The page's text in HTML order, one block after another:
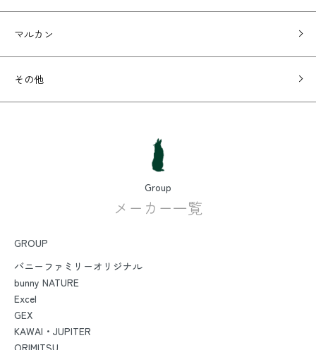
マルカン
その他
Group
メーカー一覧
GROUP
バニーファミリーオリジナル
bunny NATURE
Excel
GEX
KAWAI・JUPITER
ORIMITSU